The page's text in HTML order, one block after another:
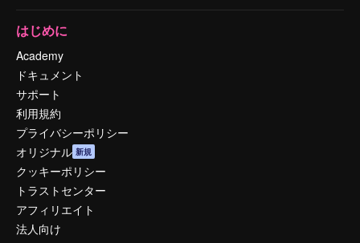
はじめに
Academy
ドキュメント
サポート
利用規約
プライバシーポリシー
オリジナル 新規
クッキーポリシー
トラストセンター
アフィリエイト
法人向け